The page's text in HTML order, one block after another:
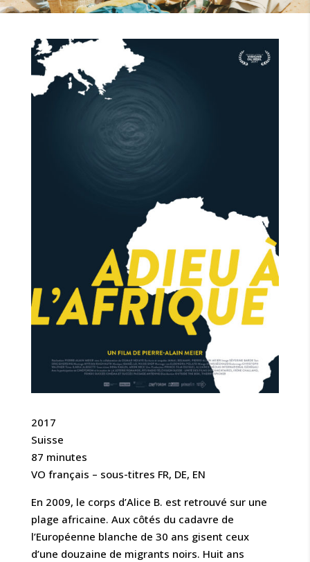
2017
Suisse
87 minutes
VO français – sous-titres FR, DE, EN
En 2009, le corps d’Alice B. est retrouvé sur une
plage africaine. Aux côtés du cadavre de
l’Européenne blanche de 30 ans gisent ceux
d’une douzaine de migrants noirs. Huit ans